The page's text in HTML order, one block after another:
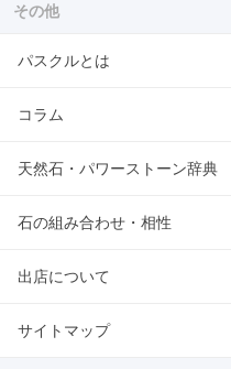
その他
パスクルとは
コラム
天然石・パワーストーン辞典
石の組み合わせ・相性
出店について
サイトマップ